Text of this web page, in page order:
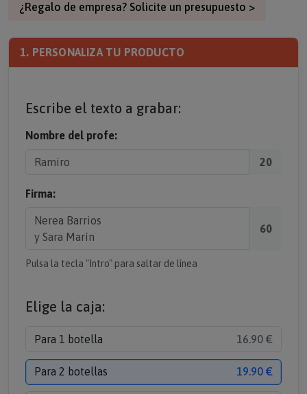
¿Regalo de empresa? Solicite un presupuesto >
1. PERSONALIZA TU PRODUCTO
Escribe el texto a grabar:
Nombre del profe:
20
Firma:
60
Pulsa la tecla "Intro" para saltar de línea
Elige la caja:
Para 1 botella 16.90 €
Para 2 botellas 19.90 €